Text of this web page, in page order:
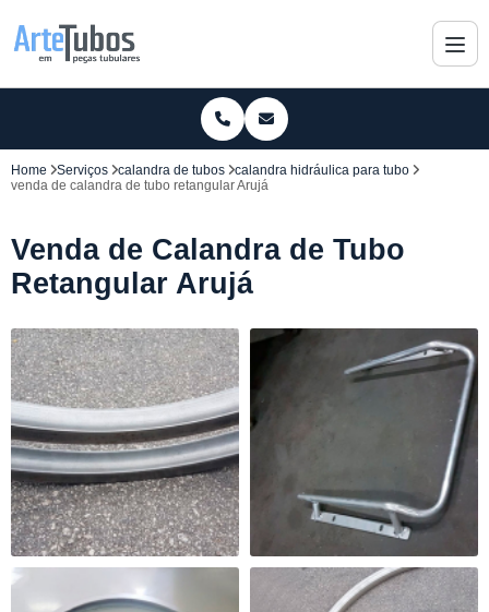
Home Serviços calandra de tubos
calandra hidráulica para tubo
venda de calandra de tubo retangular Arujá
Venda de Calandra de Tubo
Retangular Arujá